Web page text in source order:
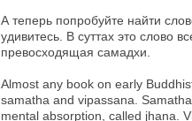
А теперь попробуйте найти
удивитесь. В суттах это слово
превосходящая самадхи.
Almost any book on early
samatha and vipassana.
mental absorption, called jhana.